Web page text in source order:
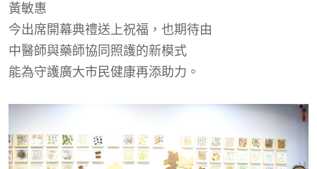
黃敏惠
今出席開幕典禮送上祝福，也期待由
中醫師與藥師協同照護的新模式
能為守護廣大市民健康再添助力。